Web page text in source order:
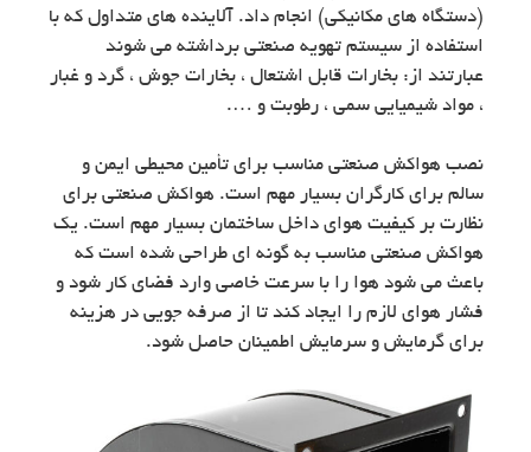
(دستگاه های مکانیکی) انجام داد. آلاینده های متداول که با
استفاده از سیستم تهویه صنعتی برداشته می شوند
عبارتند از: بخارات قابل اشتعال ، بخارات جوش ، گرد و غبار
، مواد شیمیایی سمی ، رطوبت و ….
نصب هواکش صنعتی مناسب برای تأمین محیطی ایمن و
سالم برای کارگران بسیار مهم است. هواکش صنعتی برای
نظارت بر کیفیت هوای داخل ساختمان بسیار مهم است. یک
هواکش صنعتی مناسب به گونه ای طراحی شده است که
باعث می شود هوا را با سرعت خاصی وارد فضای کار شود و
فشار هوای لازم را ایجاد کند تا از صرفه جویی در هزینه
برای گرمایش و سرمایش اطمینان حاصل شود.